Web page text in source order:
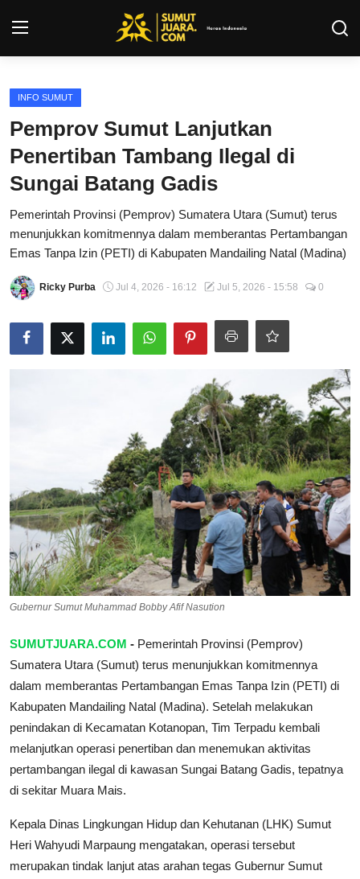
Login
Kontak
Tentang Kami
Privacy Policy
INFO SUMUT
SEPAKBOLA
ALL SPORT
Pedoman Media Siber
HIBURAN
INFO SUMUT
Pemprov Sumut Lanjutkan
Penertiban Tambang Ilegal di
Sungai Batang Gadis
Pemerintah Provinsi (Pemprov) Sumatera Utara (Sumut) terus
menunjukkan komitmennya dalam memberantas Pertambangan
Emas Tanpa Izin (PETI) di Kabupaten Mandailing Natal (Madina)
Ricky Purba Jul 4, 2026 - 16:12 Jul 5, 2026 - 15:58 0
Gubernur Sumut Muhammad Bobby Afif Nasution
SUMUTJUARA.COM - Pemerintah Provinsi (Pemprov)
Sumatera Utara (Sumut) terus menunjukkan komitmennya
dalam memberantas Pertambangan Emas Tanpa Izin (PETI) di
Kabupaten Mandailing Natal (Madina). Setelah melakukan
penindakan di Kecamatan Kotanopan, Tim Terpadu kembali
melanjutkan operasi penertiban dan menemukan aktivitas
pertambangan ilegal di kawasan Sungai Batang Gadis, tepatnya
di sekitar Muara Mais.
Kepala Dinas Lingkungan Hidup dan Kehutanan (LHK) Sumut
Heri Wahyudi Marpaung mengatakan, operasi tersebut
merupakan tindak lanjut atas arahan tegas Gubernur Sumut